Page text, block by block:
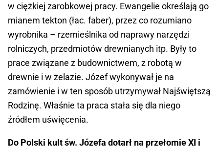
w ciężkiej zarobkowej pracy. Ewangelie określają go
mianem tekton (łac. faber), przez co rozumiano
wyrobnika – rzemieślnika od naprawy narzędzi
rolniczych, przedmiotów drewnianych itp. Były to
prace związane z budownictwem, z robotą w
drewnie i w żelazie. Józef wykonywał je na
zamówienie i w ten sposób utrzymywał Najświętszą
Rodzinę. Właśnie ta praca stała się dla niego
źródłem uświęcenia.
Do Polski kult św. Józefa dotarł na przełomie XI i